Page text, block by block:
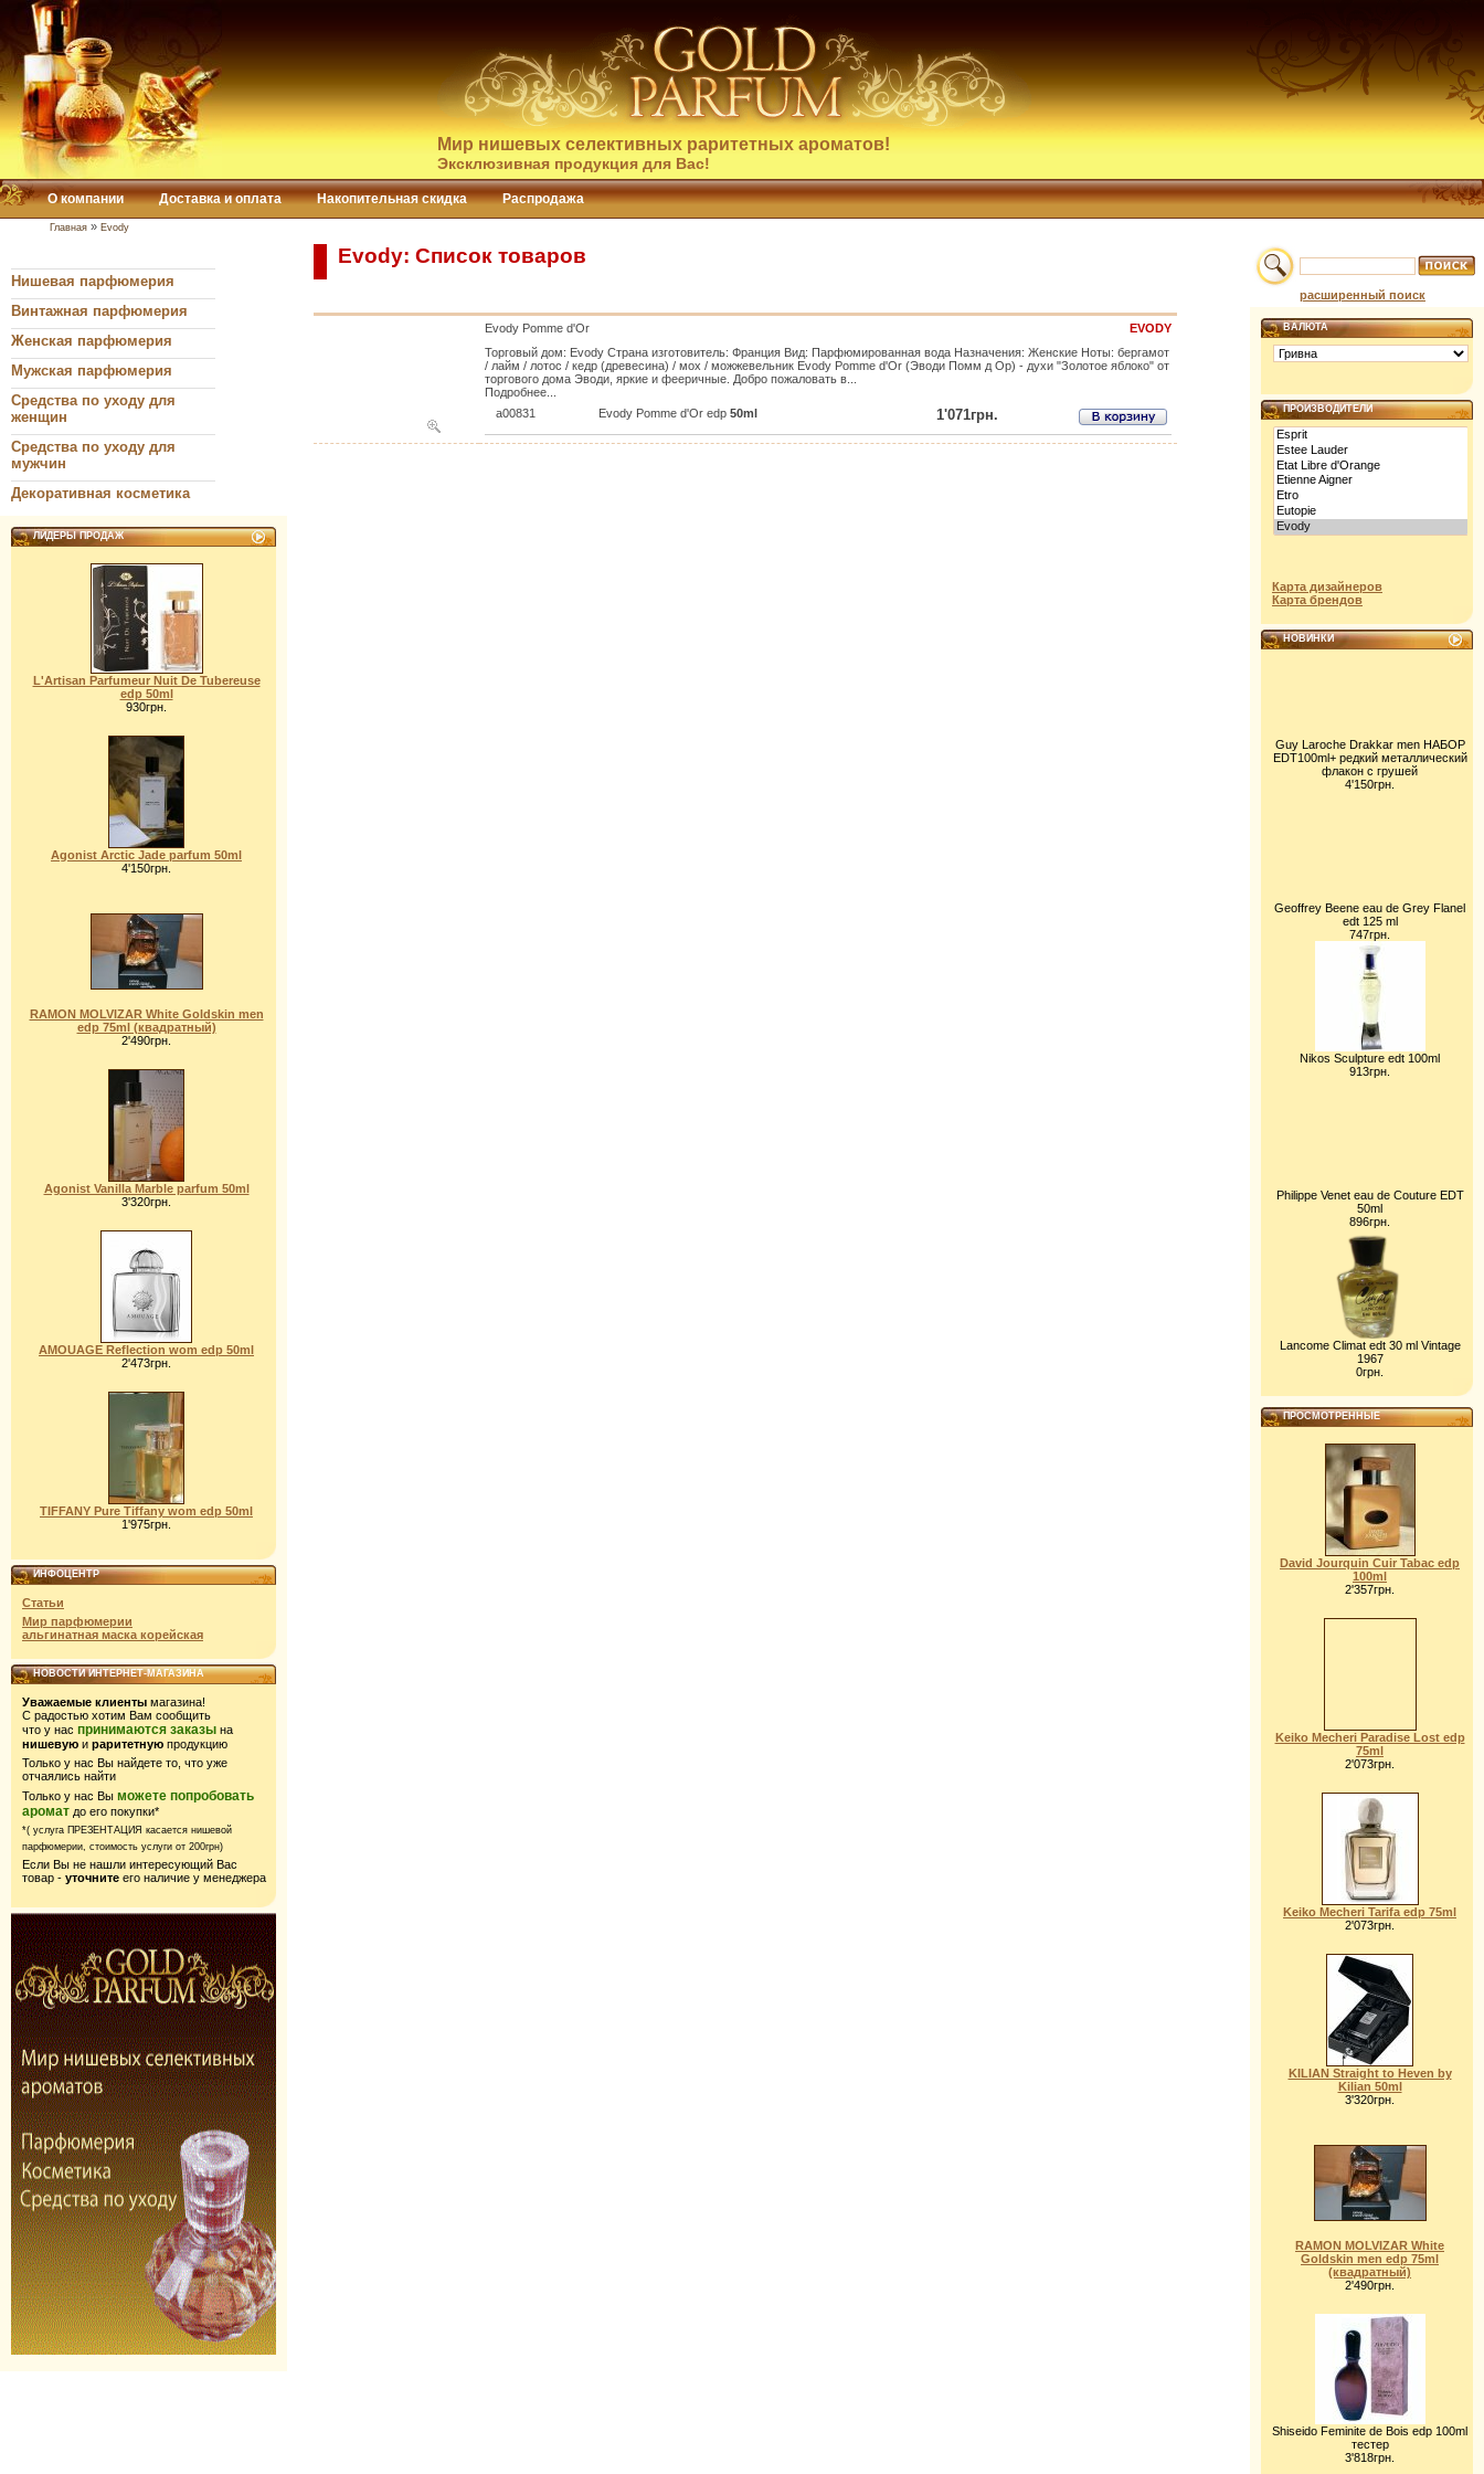
Мир нишевых селективных раритетных ароматов!
Эксклюзивная продукция для Вас!
О компании Доставка и оплата Накопительная скидка Распродажа
Главная » Evody
Нишевая парфюмерия
Винтажная парфюмерия
Женская парфюмерия
Мужская парфюмерия
Средства по уходу для
женщин
Средства по уходу для
мужчин
Декоративная косметика
ЛИДЕРЫ ПРОДАЖ
L'Artisan Parfumeur Nuit De Tubereuse
edp 50ml
930грн.
Agonist Arctic Jade parfum 50ml
4'150грн.
RAMON MOLVIZAR White Goldskin men
edp 75ml (квадратный)
2'490грн.
Agonist Vanilla Marble parfum 50ml
3'320грн.
AMOUAGE Reflection wom edp 50ml
2'473грн.
TIFFANY Pure Tiffany wom edp 50ml
1'975грн.
ИНФОЦЕНТР
Статьи
Мир парфюмерии
альгинатная маска корейская
НОВОСТИ ИНТЕРНЕТ-МАГАЗИНА
Уважаемые клиенты магазина!
С радостью хотим Вам сообщить
что у нас принимаются заказы на
нишевую и раритетную продукцию
Только у нас Вы найдете то, что уже
отчаялись найти
Только у нас Вы можете попробовать
аромат до его покупки*
*( услуга ПРЕЗЕНТАЦИЯ касается нишевой
парфюмерии, стоимость услуги от 200грн)
Если Вы не нашли интересующий Вас
товар - уточните его наличие у менеджера
Evody: Список товаров
Evody Pomme d'Or
EVODY
Торговый дом: Evody Страна изготовитель: Франция Вид: Парфюмированная вода Назначения: Женские Ноты: бергамот
/ лайм / лотос / кедр (древесина) / мох / можжевельник Evody Pomme d'Or (Эводи Помм д Ор) - духи "Золотое яблоко" от
торгового дома Эводи, яркие и фееричные. Добро пожаловать в...
Подробнее...
a00831
Evody Pomme d'Or edp 50ml 1'071грн.
расширенный поиск
ВАЛЮТА
ПРОИЗВОДИТЕЛИ
Карта дизайнеров
Карта брендов
НОВИНКИ
Guy Laroche Drakkar men НАБОР
EDT100ml+ редкий металлический
флакон с грушей
4'150грн.
Geoffrey Beene eau de Grey Flanel
edt 125 ml
747грн.
Nikos Sculpture edt 100ml
913грн.
Philippe Venet eau de Couture EDT
50ml
896грн.
Lancome Climat edt 30 ml Vintage
1967
0грн.
ПРОСМОТРЕННЫЕ
David Jourquin Cuir Tabac edp
100ml
2'357грн.
Keiko Mecheri Paradise Lost edp
75ml
2'073грн.
Keiko Mecheri Tarifa edp 75ml
2'073грн.
KILIAN Straight to Heven by
Kilian 50ml
3'320грн.
RAMON MOLVIZAR White
Goldskin men edp 75ml
(квадратный)
2'490грн.
Shiseido Feminite de Bois edp 100ml
тестер
3'818грн.